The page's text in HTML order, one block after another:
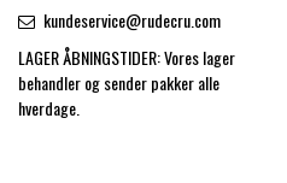
kundeservice@rudecru.com
LAGER ÅBNINGSTIDER: Vores lager
behandler og sender pakker alle
hverdage.